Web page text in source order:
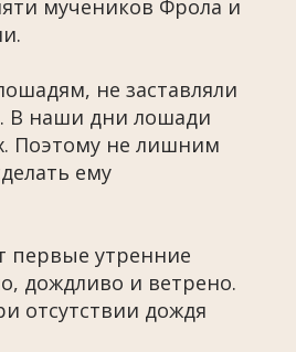
мучеников Фрола и
не заставляли
В наши дни лошади
Поэтому не лишним
ему
первые утренние
дождливо и ветрено.
отсутствии дождя